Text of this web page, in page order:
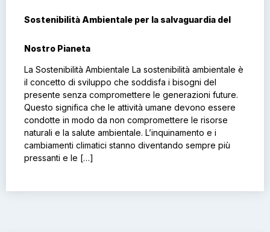
Sostenibilità Ambientale per la salvaguardia del
Nostro Pianeta
La Sostenibilità Ambientale La sostenibilità ambientale è
il concetto di sviluppo che soddisfa i bisogni del
presente senza compromettere le generazioni future.
Questo significa che le attività umane devono essere
condotte in modo da non compromettere le risorse
naturali e la salute ambientale. L’inquinamento e i
cambiamenti climatici stanno diventando sempre più
pressanti e le […]